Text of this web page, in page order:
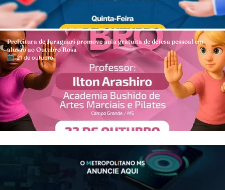
Prefeitura de Jaraguari promove aula gratuita de defesa pessoal em
alusão ao Outubro Rosa
21 de outubro